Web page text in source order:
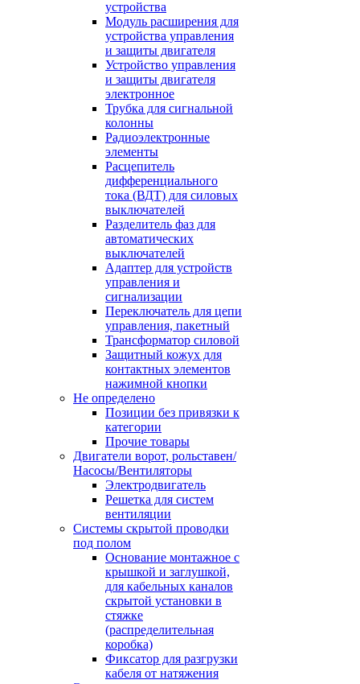
устройства
Модуль расширения для
устройства управления
и защиты двигателя
Устройство управления
и защиты двигателя
электронное
Трубка для сигнальной
колонны
Радиоэлектронные
элементы
Расцепитель
дифференциального
тока (ВДТ) для силовых
выключателей
Разделитель фаз для
автоматических
выключателей
Адаптер для устройств
управления и
сигнализации
Переключатель для цепи
управления, пакетный
Трансформатор силовой
Защитный кожух для
контактных элементов
нажимной кнопки
Не определено
Позиции без привязки к
категории
Прочие товары
Двигатели ворот, рольставен/
Насосы/Вентиляторы
Электродвигатель
Решетка для систем
вентиляции
Системы скрытой проводки
под полом
Основание монтажное с
крышкой и заглушкой,
для кабельных каналов
скрытой установки в
стяжке
(распределительная
коробка)
Фиксатор для разгрузки
кабеля от натяжения